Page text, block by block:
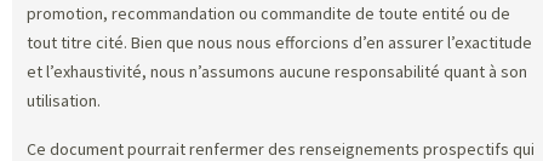
promotion, recommandation ou commandite de toute entité ou de
tout titre cité. Bien que nous nous efforcions d’en assurer l’exactitude
et l’exhaustivité, nous n’assumons aucune responsabilité quant à son
utilisation.
Ce document pourrait renfermer des renseignements prospectifs qui